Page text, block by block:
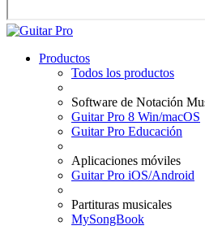
Productos
Todos los productos
Software de Notación
Guitar Pro 8 Win/macOS
Guitar Pro Educación
Aplicaciones móviles
Guitar Pro iOS/Android
Partituras musicales
MySongBook